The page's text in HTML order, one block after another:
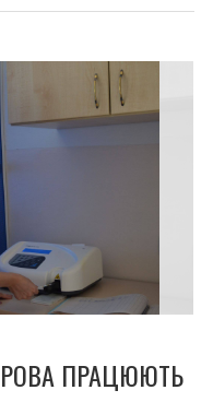
ПРАЦЮЮТЬ